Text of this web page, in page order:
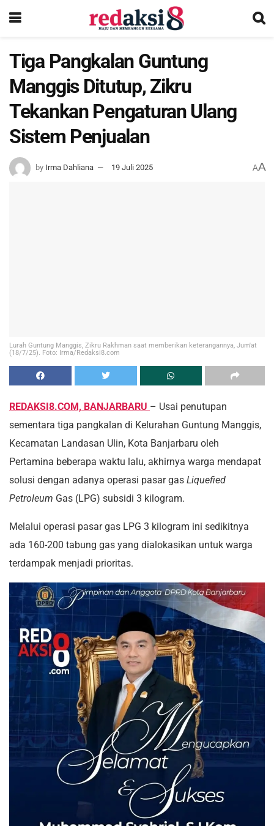
Tiga Pangkalan Guntung
Manggis Ditutup, Zikru
Tekankan Pengaturan Ulang
Sistem Penjualan
by Irma Dahliana 19 Juli 2025 AA
Lurah Guntung Manggis, Zikru Rakhman saat memberikan keterangannya, Jum'at
(18/7/25). Foto: Irma/Redaksi8.com
REDAKSI8.COM, BANJARBARU – Usai penutupan
sementara tiga pangkalan di Kelurahan Guntung Manggis,
Kecamatan Landasan Ulin, Kota Banjarbaru oleh
Pertamina beberapa waktu lalu, akhirnya warga mendapat
solusi dengan adanya operasi pasar gas Liquefied
Petroleum Gas (LPG) subsidi 3 kilogram.
Melalui operasi pasar gas LPG 3 kilogram ini sedikitnya
ada 160-200 tabung gas yang dialokasikan untuk warga
terdampak menjadi prioritas.